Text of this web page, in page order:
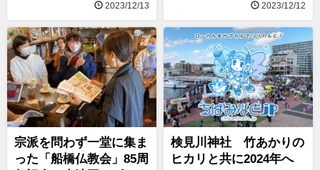
2023/12/13 2023/12/12
宗派を問わず一堂に集ま
った「船橋仏教会」85周
検見川神社 竹あかりの
ヒカリと共に2024年へ